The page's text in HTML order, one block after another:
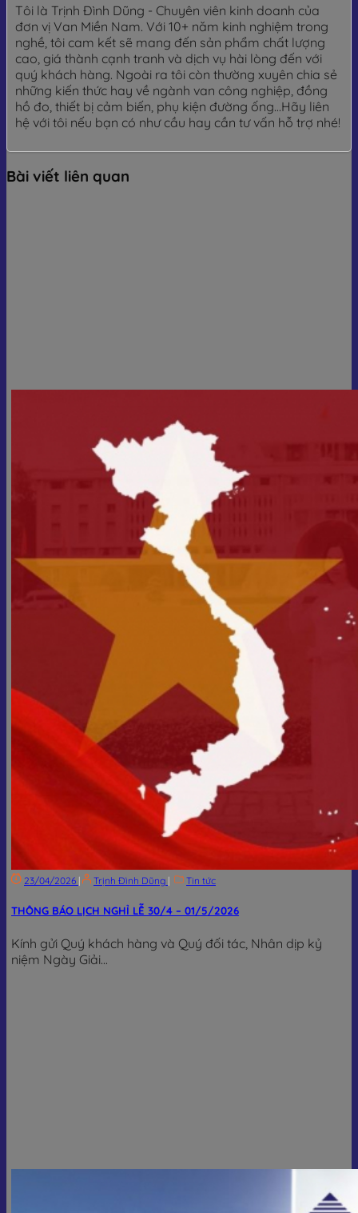
Tôi là Trịnh Đình Dũng - Chuyên viên kinh doanh của
đơn vị Van Miền Nam. Với 10+ năm kinh nghiệm trong
nghề, tôi cam kết sẽ mang đến sản phẩm chất lượng
cao, giá thành cạnh tranh và dịch vụ hài lòng đến với
quý khách hàng. Ngoài ra tôi còn thường xuyên chia sẻ
những kiến thức hay về ngành van công nghiệp, đồng
hồ đo, thiết bị cảm biến, phụ kiện đường ống...Hãy liên
hệ với tôi nếu bạn có như cầu hay cần tư vấn hỗ trợ nhé!
Bài viết liên quan
23/04/2026 | Trịnh Đình Dũng | Tin tức
THÔNG BÁO LỊCH NGHỈ LỄ 30/4 – 01/5/2026
Kính gửi Quý khách hàng và Quý đối tác, Nhân dịp kỷ
niệm Ngày Giải...